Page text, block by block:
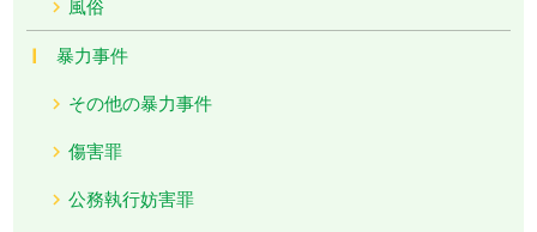
風俗
暴力事件
その他の暴力事件
傷害罪
公務執行妨害罪